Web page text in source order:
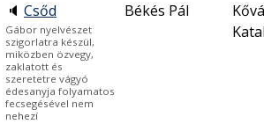
🔈 Csőd
Gábor nyelvészet
szigorlatra készül,
miközben özvegy,
zaklatott és
szeretetre vágyó
édesanyja folyamatos
fecsegésével nem
nehezí
Békés Pál